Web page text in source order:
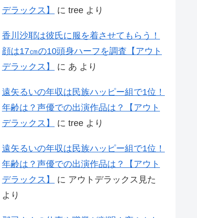
デラックス】 に tree より
香川沙耶は彼氏に服を着させてもらう！
顔は17㎝の10頭身ハーフを調査【アウト
デラックス】
に あ より
遠矢るいの年収は民族ハッピー組で1位！
年齢は？声優での出演作品は？【アウト
デラックス】
に tree より
遠矢るいの年収は民族ハッピー組で1位！
年齢は？声優での出演作品は？【アウト
デラックス】
に アウトデラックス見た
より